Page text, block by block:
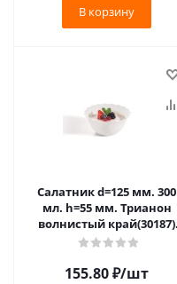
В корзину
Салатник d=125 мм. 300
мл. h=55 мм. Трианон
волнистый край(30187)
(H4917)
155.80₽/шт